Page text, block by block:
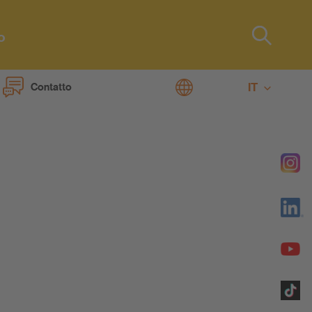
more
characters
Contatto
IT